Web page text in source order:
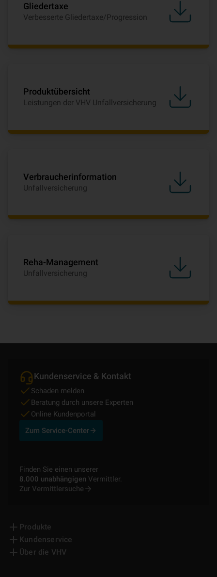
Gliedertaxe
Verbesserte Gliedertaxe/Progression
Produktübersicht
Leistungen der VHV Unfallversicherung
Verbraucherinformation
Unfallversicherung
Reha-Management
Unfallversicherung
Kundenservice & Kontakt
Schaden melden
Beratung durch unsere Experten
Online Kundenportal
Zum Service-Center
Finden Sie einen unserer
8.000 unabhängigen Vermittler.
Zur Vermittlersuche
Produkte
Kundenservice
Über die VHV